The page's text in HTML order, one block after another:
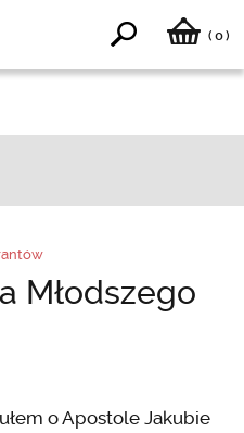
( 0)
Młodszego
o Apostole Jakubie